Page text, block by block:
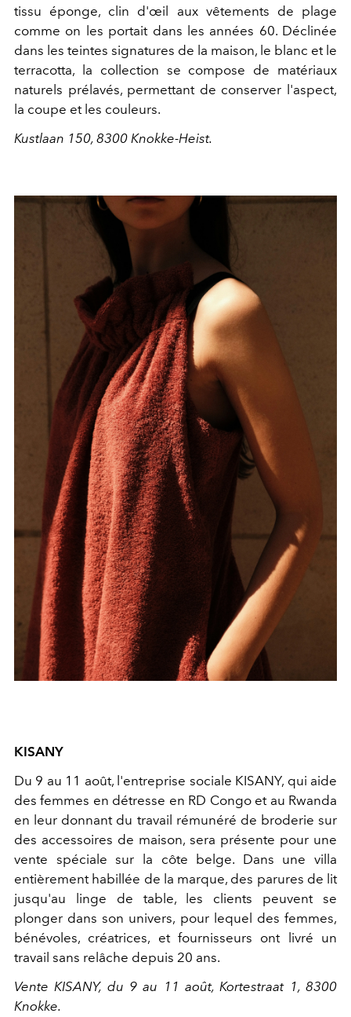
tissu éponge, clin d'œil aux vêtements de plage
comme on les portait dans les années 60. Déclinée
dans les teintes signatures de la maison, le blanc et le
terracotta, la collection se compose de matériaux
naturels prélavés, permettant de conserver l'aspect,
la coupe et les couleurs.
Kustlaan 150, 8300 Knokke-Heist.
KISANY
Du 9 au 11 août, l'entreprise sociale KISANY, qui aide
des femmes en détresse en RD Congo et au Rwanda
en leur donnant du travail rémunéré de broderie sur
des accessoires de maison, sera présente pour une
vente spéciale sur la côte belge. Dans une villa
entièrement habillée de la marque, des parures de lit
jusqu'au linge de table, les clients peuvent se
plonger dans son univers, pour lequel des femmes,
bénévoles, créatrices, et fournisseurs ont livré un
travail sans relâche depuis 20 ans.
Vente KISANY, du 9 au 11 août, Kortestraat 1, 8300
Knokke.